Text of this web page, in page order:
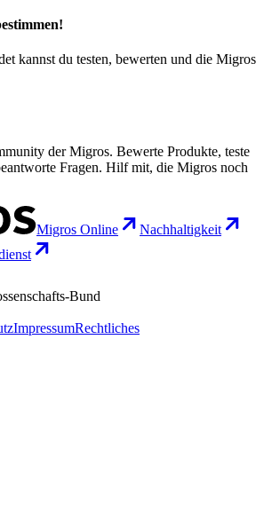
kannst du testen, bewerten und die Migros
der Migros. Bewerte Produkte, teste
Fragen. Hilf mit, die Migros noch
Migros Online
Nachhaltigkeit
Bund
ImpressumRechtliches